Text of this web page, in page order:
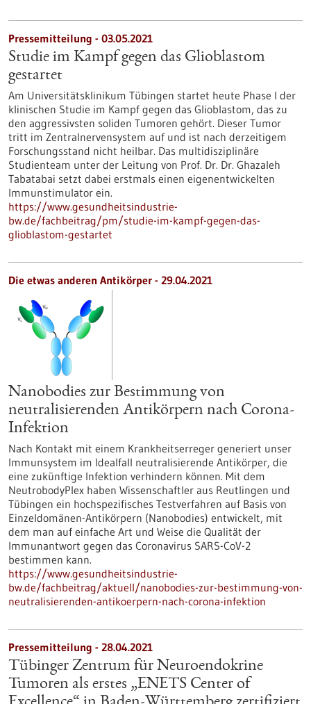
Pressemitteilung - 03.05.2021
Studie im Kampf gegen das Glioblastom
gestartet
Am Universitätsklinikum Tübingen startet heute Phase I der
klinischen Studie im Kampf gegen das Glioblastom, das zu
den aggressivsten soliden Tumoren gehört. Dieser Tumor
tritt im Zentralnervensystem auf und ist nach derzeitigem
Forschungsstand nicht heilbar. Das multidisziplinäre
Studienteam unter der Leitung von Prof. Dr. Dr. Ghazaleh
Tabatabai setzt dabei erstmals einen eigenentwickelten
Immunstimulator ein.
https://www.gesundheitsindustrie-
bw.de/fachbeitrag/pm/studie-im-kampf-gegen-das-
glioblastom-gestartet
Die etwas anderen Antikörper - 29.04.2021
Nanobodies zur Bestimmung von
neutralisierenden Antikörpern nach Corona-
Infektion
Nach Kontakt mit einem Krankheitserreger generiert unser
Immunsystem im Idealfall neutralisierende Antikörper, die
eine zukünftige Infektion verhindern können. Mit dem
NeutrobodyPlex haben Wissenschaftler aus Reutlingen und
Tübingen ein hochspezifisches Testverfahren auf Basis von
Einzeldomänen-Antikörpern (Nanobodies) entwickelt, mit
dem man auf einfache Art und Weise die Qualität der
Immunantwort gegen das Coronavirus SARS-CoV-2
bestimmen kann.
https://www.gesundheitsindustrie-
bw.de/fachbeitrag/aktuell/nanobodies-zur-bestimmung-von-
neutralisierenden-antikoerpern-nach-corona-infektion
Pressemitteilung - 28.04.2021
Tübinger Zentrum für Neuroendokrine
Tumoren als erstes „ENETS Center of